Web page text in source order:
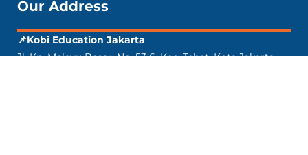
Our Address
📌Kobi Education Jakarta
Jl. Kp. Melayu Besar. No. 53 6. Kec. Tebet, Kota Jakarta